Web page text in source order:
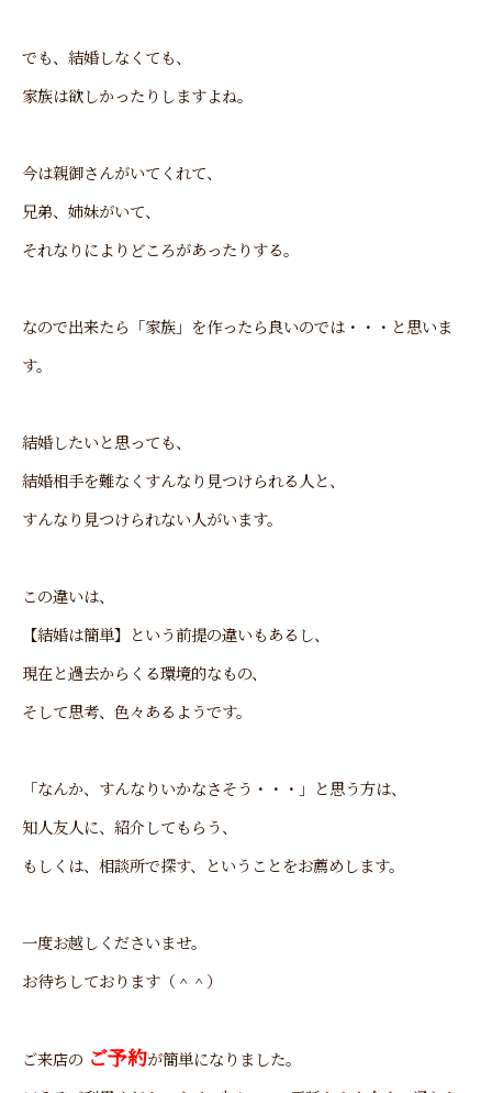
でも、結婚しなくても、
家族は欲しかったりしますよね。
今は親御さんがいてくれて、
兄弟、姉妹がいて、
それなりによりどころがあったりする。
なので出来たら「家族」を作ったら良いのでは・・・と思いま
す。
結婚したいと思っても、
結婚相手を難なくすんなり見つけられる人と、
すんなり見つけられない人がいます。
この違いは、
【結婚は簡単】という前提の違いもあるし、
現在と過去からくる環境的なもの、
そして思考、色々あるようです。
「なんか、すんなりいかなさそう・・・」と思う方は、
知人友人に、紹介してもらう、
もしくは、相談所で探す、ということをお薦めします。
一度お越しくださいませ。
お待ちしております（＾＾）
ご来店の ご予約が簡単になりました。